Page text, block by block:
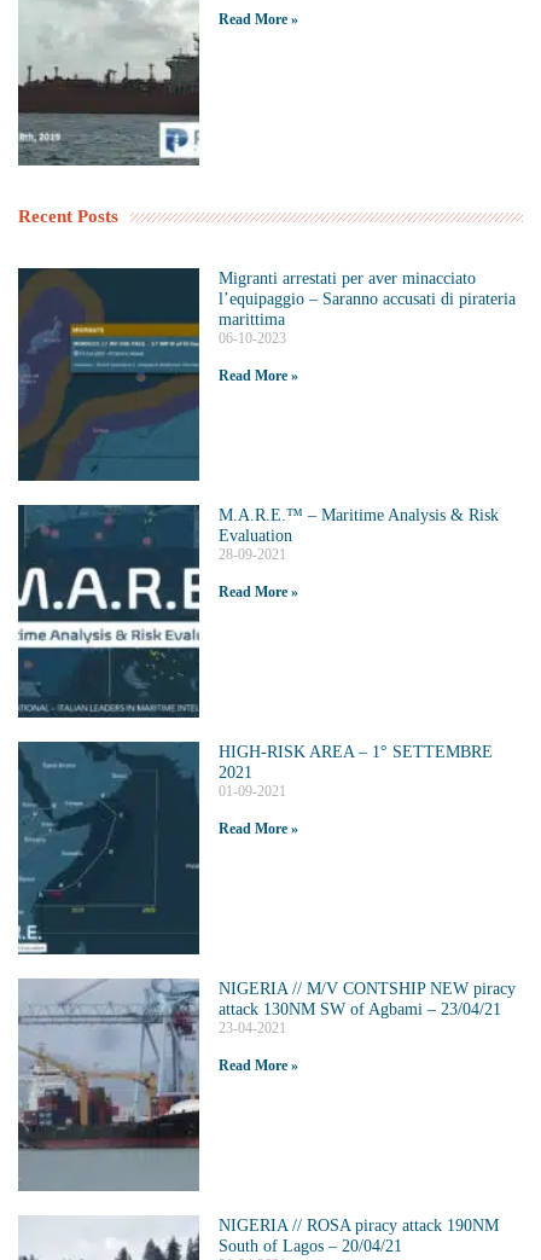
Read More »
Recent Posts
Migranti arrestati per aver minacciato
l’equipaggio – Saranno accusati di pirateria
marittima
06-10-2023
Read More »
M.A.R.E.™️ – Maritime Analysis & Risk
Evaluation
28-09-2021
Read More »
HIGH-RISK AREA – 1° SETTEMBRE
2021
01-09-2021
Read More »
NIGERIA // M/V CONTSHIP NEW piracy
attack 130NM SW of Agbami – 23/04/21
23-04-2021
Read More »
NIGERIA // ROSA piracy attack 190NM
South of Lagos – 20/04/21